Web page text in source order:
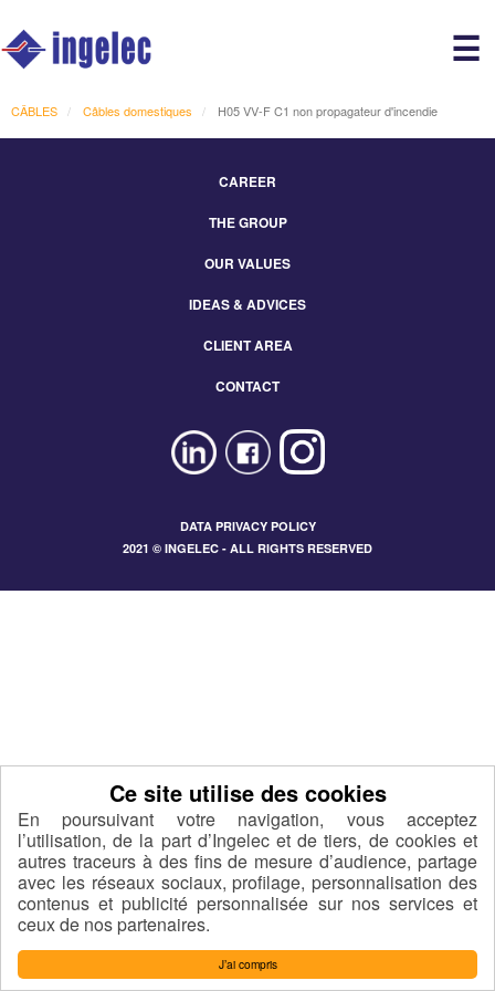
J’ai compris
En poursuivant votre navigation, vous acceptez
l’utilisation, de la part d’Ingelec et de tiers, de cookies et
autres traceurs à des fins de mesure d’audience, partage
avec les réseaux sociaux, profilage, personnalisation des
contenus et publicité personnalisée sur nos services et
ceux de nos partenaires.
☰
CÂBLES Câbles domestiques H05 VV-F C1 non propagateur d'incendie
CAREER
THE GROUP
OUR VALUES
IDEAS & ADVICES
CLIENT AREA
CONTACT
DATA PRIVACY POLICY
2021 © INGELEC - ALL RIGHTS RESERVED